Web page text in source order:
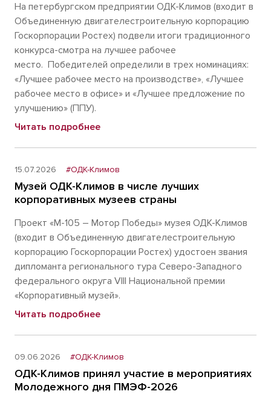
На петербургском предприятии ОДК-Климов (входит в
Объединенную двигателестроительную корпорацию
Госкорпорации Ростех) подвели итоги традиционного
конкурса-смотра на лучшее рабочее
место. Победителей определили в трех номинациях:
«Лучшее рабочее место на производстве», «Лучшее
рабочее место в офисе» и «Лучшее предложение по
улучшению» (ППУ).
Читать подробнее
15.07.2026 #ОДК-Климов
Музей ОДК-Климов в числе лучших
корпоративных музеев страны
Проект «М-105 – Мотор Победы» музея ОДК-Климов
(входит в Объединенную двигателестроительную
корпорацию Госкорпорации Ростех) удостоен звания
дипломанта регионального тура Северо-Западного
федерального округа VIII Национальной премии
«Корпоративный музей».
Читать подробнее
09.06.2026 #ОДК-Климов
ОДК-Климов принял участие в мероприятиях
Молодежного дня ПМЭФ-2026